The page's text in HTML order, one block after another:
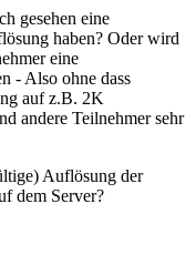
gesehen eine
haben? Oder wird
eine
- Also ohne dass
auf z.B. 2K
andere Teilnehmer sehr
Auflösung der
dem Server?